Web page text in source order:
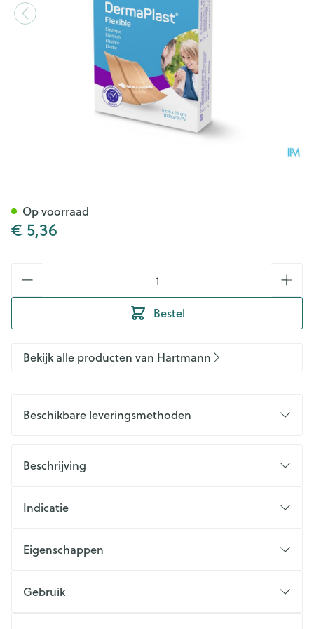
€ 5,36
Bestel
Op voorraad
Bekijk alle producten van Hartmann
Beschikbare leveringsmethoden
Beschrijving
Indicatie
Eigenschappen
Gebruik